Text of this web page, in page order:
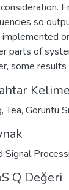
so
parts of
some
,Tea, Görüntü
Signal
Q Değeri